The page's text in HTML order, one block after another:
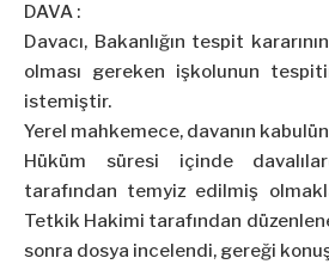
DAVA :
Davacı, Bakanlığın tespit
olması gereken işkolunun
istemiştir.
Yerel mahkemece, davanın
Hüküm süresi içinde
tarafından temyiz edilmiş
Tetkik Hakimi tarafından
sonra dosya incelendi, gereği